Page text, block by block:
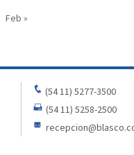
Feb »
(54 11) 5277-3500
(54 11) 5258-2500